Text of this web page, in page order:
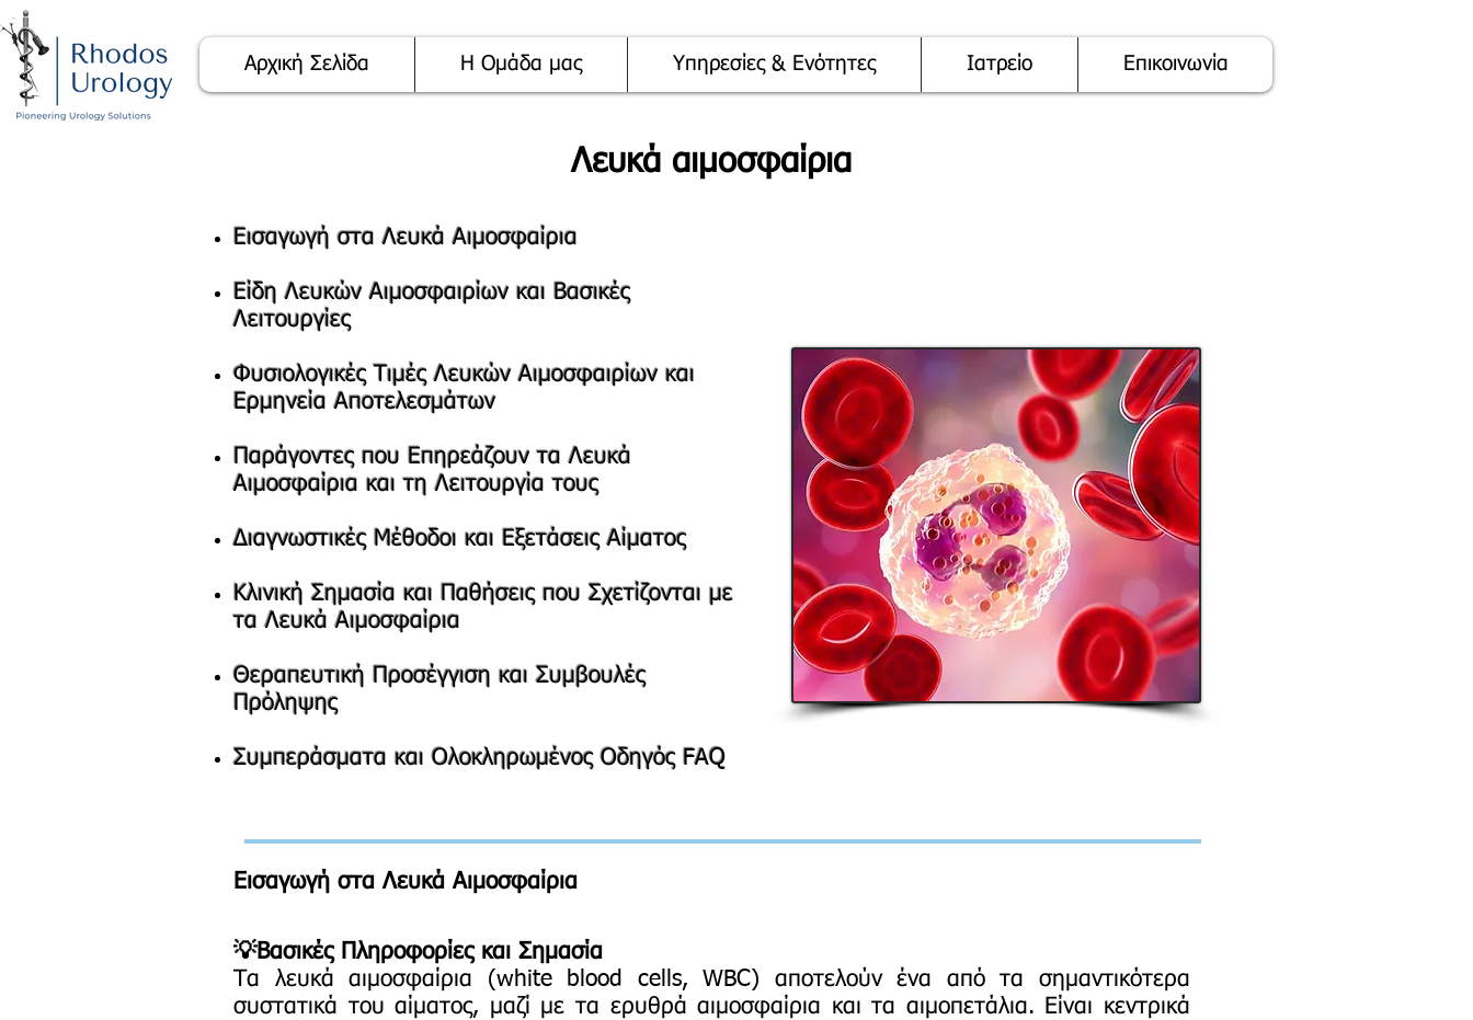
Αρχική Σελίδα Η Ομάδα μας Υπηρεσίες & Ενότητες Ιατρείο Επικοινωνία
Λευκά αιμοσφαίρια
Εισαγωγή στα Λευκά Αιμοσφαίρια
Είδη Λευκών Αιμοσφαιρίων και Βασικές
Λειτουργίες
Φυσιολογικές Τιμές Λευκών Αιμοσφαιρίων και
Ερμηνεία Αποτελεσμάτων
Παράγοντες που Επηρεάζουν τα Λευκά
Αιμοσφαίρια και τη Λειτουργία τους
Διαγνωστικές Μέθοδοι και Εξετάσεις Αίματος
Κλινική Σημασία και Παθήσεις που Σχετίζονται με
τα Λευκά Αιμοσφαίρια
Θεραπευτική Προσέγγιση και Συμβουλές
Πρόληψης
Συμπεράσματα και Ολοκληρωμένος Οδηγός FAQ
Εισαγωγή στα Λευκά Αιμοσφαίρια
💡Βασικές Πληροφορίες και Σημασία
Τα λευκά αιμοσφαίρια (white blood cells, WBC) αποτελούν ένα από τα σημαντικότερα
συστατικά του αίματος, μαζί με τα ερυθρά αιμοσφαίρια και τα αιμοπετάλια. Είναι κεντρικά